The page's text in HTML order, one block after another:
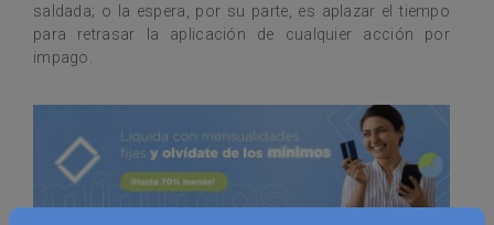
saldada; o la espera, por su parte, es aplazar el tiempo
para retrasar la aplicación de cualquier acción por
impago.